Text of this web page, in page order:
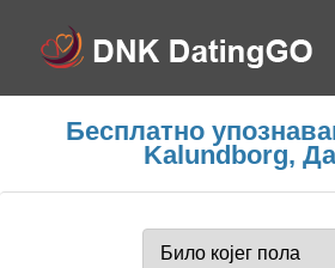
Бесплатно
Kalundborg,